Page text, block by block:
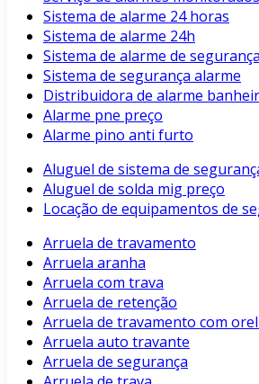
Sistema de alarme 24 horas
Sistema de alarme 24h
Sistema de alarme de segurança
Sistema de segurança alarme
Distribuidora de alarme
Alarme pne preço
Alarme pino anti furto
Aluguel de sistema de
Aluguel de solda mig preço
Locação de equipamentos de
Arruela de travamento
Arruela aranha
Arruela com trava
Arruela de retenção
Arruela de travamento com
Arruela auto travante
Arruela de segurança